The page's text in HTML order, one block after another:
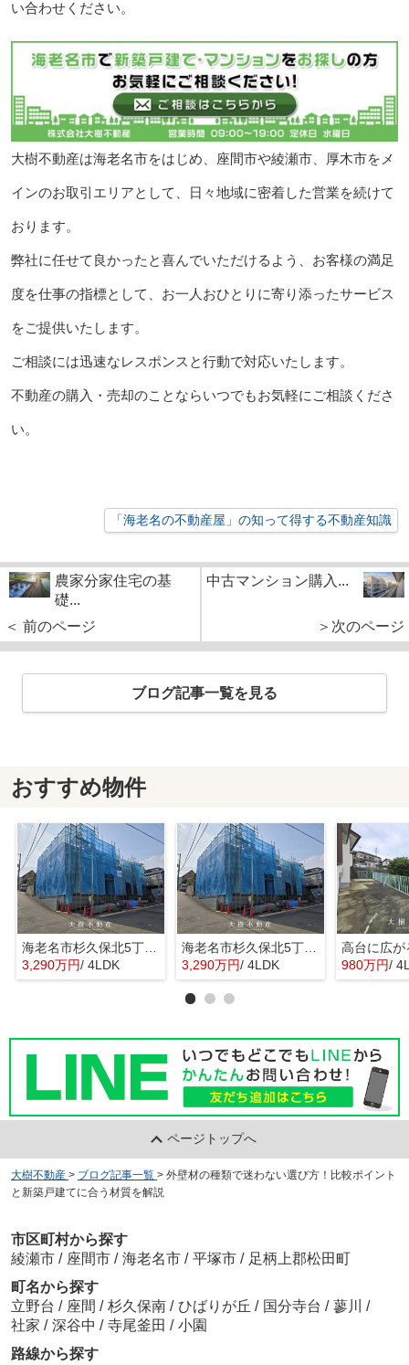
い合わせください。
大樹不動産は海老名市をはじめ、座間市や綾瀬市、厚木市をメ
インのお取引エリアとして、日々地域に密着した営業を続けて
おります。
弊社に任せて良かったと喜んでいただけるよう、お客様の満足
度を仕事の指標として、お一人おひとりに寄り添ったサービス
をご提供いたします。
ご相談には迅速なレスポンスと行動で対応いたします。
不動産の購入・売却のことならいつでもお気軽にご相談くださ
い。
「海老名の不動産屋」の知って得する不動産知識
農家分家住宅の基
礎...
＜ 前のページ
中古マンション購入...
＞次のページ
ブログ記事一覧を見る
おすすめ物件
海老名市杉久保北5丁目 新築戸建て 全3棟
3,290万円/ 4LDK
海老名市杉久保北5丁目 新築戸建て 全3棟
3,290万円/ 4LDK 980万円/
ページトップへ
大樹不動産 > ブログ記事一覧 > 外壁材の種類で迷わない選び方！比較ポイント
と新築戸建てに合う材質を解説
市区町村から探す
綾瀬市 / 座間市 / 海老名市 / 平塚市 / 足柄上郡松田町
町名から探す
立野台 / 座間 / 杉久保南 / ひばりが丘 / 国分寺台 / 蓼川 /
社家 / 深谷中 / 寺尾釜田 / 小園
路線から探す